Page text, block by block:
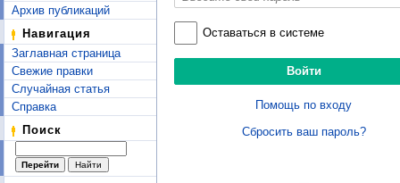
Архив публикаций
Навигация
Заглавная страница
Свежие правки
Случайная статья
Справка
Поиск
Оставаться в системе
Помощь по входу
Сбросить ваш пароль?